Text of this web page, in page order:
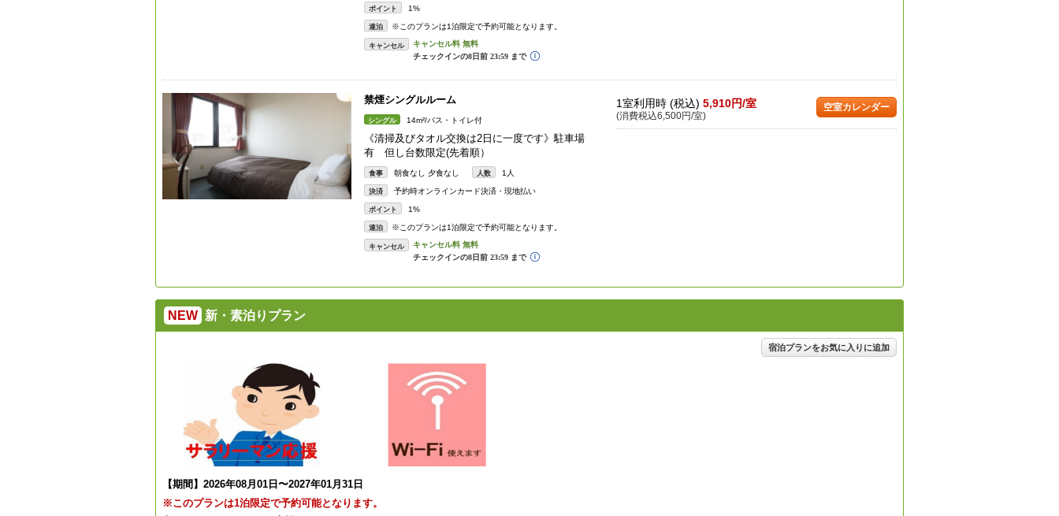
ポイント 1%
連泊 ※このプランは1泊限定で予約可能となります。
キャンセル
禁煙シングルルーム
シングル 14m²/バス・トイレ付
《清掃及びタオル交換は2日に一度です》駐車場
有 但し台数限定(先着順）
食事 朝食なし 夕食なし 人数 1人
決済 予約時オンラインカード決済・現地払い
ポイント 1%
連泊 ※このプランは1泊限定で予約可能となります。
キャンセル
1室利用時 (税込) 5,910円/室
(消費税込6,500円/室)
空室カレンダー
NEW 新・素泊りプラン
宿泊プランをお気に入りに追加
【期間】2026年08月01日〜2027年01月31日
※このプランは1泊限定で予約可能となります。